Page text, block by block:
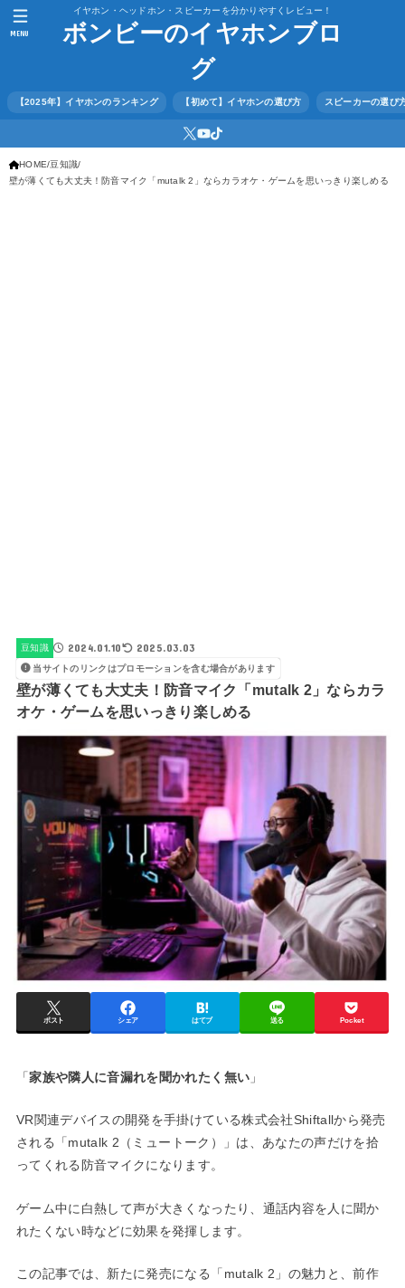
イヤホン・ヘッドホン・スピーカーを分かりやすくレビュー！
ボンビーのイヤホンブロ
グ
【2025年】イヤホンのランキング 【初めて】イヤホンの選び方 スピーカーの選び
MENU
HOME 豆知識
壁が薄くても大丈夫！防音マイク「mutalk 2」ならカラオケ・ゲームを思いっきり楽しめる
豆知識 2024.01.10 2025.03.03
当サイトのリンクはプロモーションを含む場合があります
壁が薄くても大丈夫！防音マイク「mutalk 2」ならカラ
オケ・ゲームを思いっきり楽しめる
ポスト シェア はてブ 送る Pocket
「家族や隣人に音漏れを聞かれたく無い 」
VR関連デバイスの開発を手掛けている株式会社Shiftallから発売
される「mutalk 2（ミュートーク）」は、あなたの声だけを拾
ってくれる防音マイクになります。
ゲーム中に白熱して声が大きくなったり、通話内容を人に聞か
れたくない時などに効果を発揮します。
この記事では、新たに発売になる「mutalk 2」の魅力と、前作